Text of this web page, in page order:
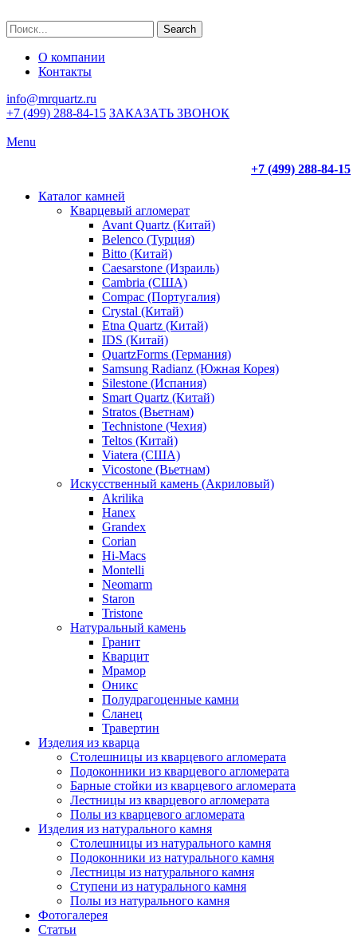
Search
О компании
Контакты
info@mrquartz.ru
+7 (499) 288-84-15 ЗАКАЗАТЬ ЗВОНОК
Menu
+7 (499) 288-84-15
Каталог камней
Кварцевый агломерат
Avant Quartz (Китай)
Belenco (Турция)
Bitto (Китай)
Caesarstone (Израиль)
Cambria (США)
Compac (Португалия)
Crystal (Китай)
Etna Quartz (Китай)
IDS (Китай)
QuartzForms (Германия)
Samsung Radianz (Южная Корея)
Silestone (Испания)
Smart Quartz (Китай)
Stratos (Вьетнам)
Technistone (Чехия)
Teltos (Китай)
Viatera (США)
Vicostone (Вьетнам)
Искусственный камень (Акриловый)
Akrilika
Hanex
Grandex
Corian
Hi-Macs
Montelli
Neomarm
Staron
Tristone
Натуральный камень
Гранит
Кварцит
Мрамор
Оникс
Полудрагоценные камни
Сланец
Травертин
Изделия из кварца
Столешницы из кварцевого агломерата
Подоконники из кварцевого агломерата
Барные стойки из кварцевого агломерата
Лестницы из кварцевого агломерата
Полы из кварцевого агломерата
Изделия из натурального камня
Столешницы из натурального камня
Подоконники из натурального камня
Лестницы из натурального камня
Ступени из натурального камня
Полы из натурального камня
Фотогалерея
Статьи